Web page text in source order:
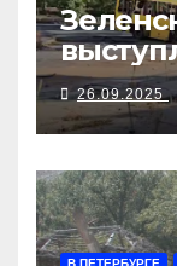
рубеж
26.09.2025
В ПЕТЕРБУРГЕ